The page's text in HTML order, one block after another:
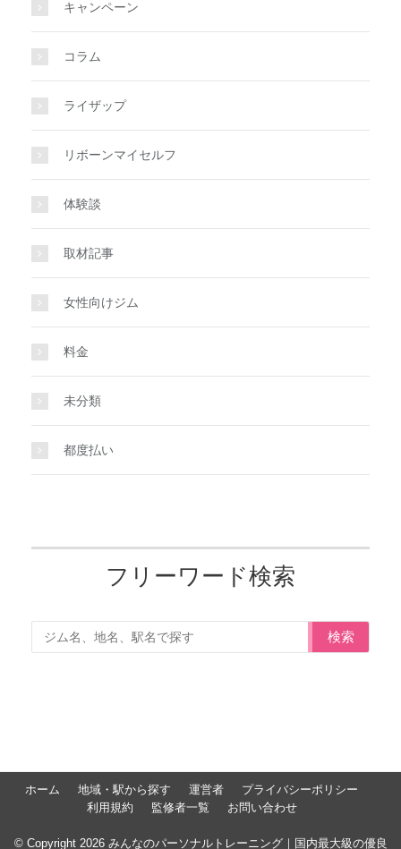
キャンペーン
コラム
ライザップ
リボーンマイセルフ
体験談
取材記事
女性向けジム
料金
未分類
都度払い
フリーワード検索
検索
ホーム 地域・駅から探す 運営者
プライバシーポリシー
利用規約
監修者一覧 お問い合わせ
© Copyright 2026 みんなのパーソナルトレーニング｜国内最大級の優良